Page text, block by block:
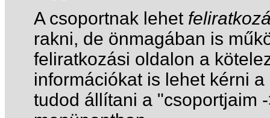
A csoportnak lehet
rakni, de önmagában is
feliratkozási oldalon a
információkat is lehet kérni
tudod állítani a "csoportjaim